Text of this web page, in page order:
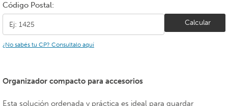
Código Postal:
Calcular
¿No sabés tu CP? Consultalo aquí
Organizador compacto para accesorios
Esta solución ordenada y práctica es ideal para guardar